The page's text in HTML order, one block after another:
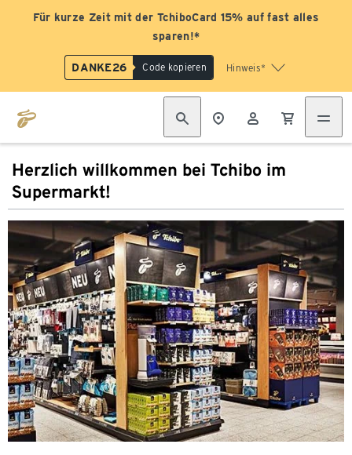
Für kurze Zeit mit der TchiboCard 15% auf fast alles
sparen!*
DANKE26 Code kopieren Hinweis*
Herzlich willkommen bei Tchibo im
Supermarkt!